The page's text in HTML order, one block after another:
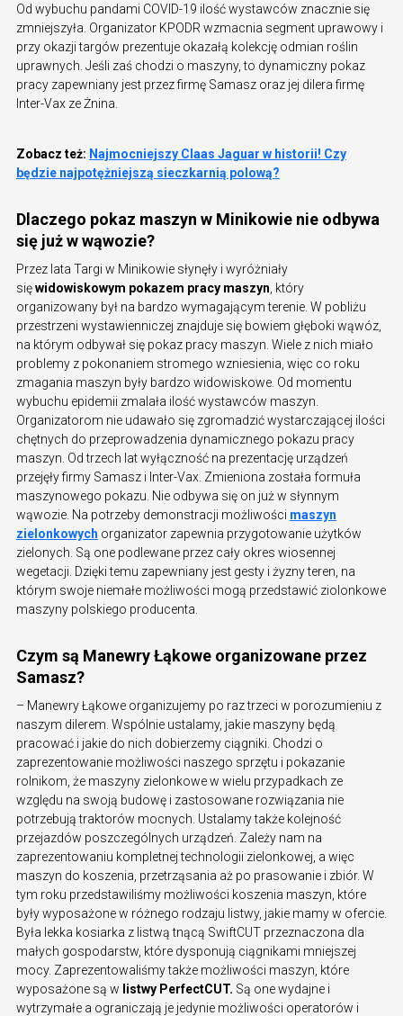
Od wybuchu pandami COVID-19 ilość wystawców znacznie się
zmniejszyła. Organizator KPODR wzmacnia segment uprawowy i
przy okazji targów prezentuje okazałą kolekcję odmian roślin
uprawnych. Jeśli zaś chodzi o maszyny, to dynamiczny pokaz
pracy zapewniany jest przez firmę Samasz oraz jej dilera firmę
Inter-Vax ze Żnina.
Zobacz też: Najmocniejszy Claas Jaguar w historii! Czy
będzie najpotężniejszą sieczkarnią polową?
Dlaczego pokaz maszyn w Minikowie nie odbywa
się już w wąwozie?
Przez lata Targi w Minikowie słynęły i wyróżniały
sięwidowiskowym pokazem pracy maszyn , który
organizowany był na bardzo wymagającym terenie. W pobliżu
przestrzeni wystawienniczej znajduje się bowiem głęboki wąwóz,
na którym odbywał się pokaz pracy maszyn. Wiele z nich miało
problemy z pokonaniem stromego wzniesienia, więc co roku
zmagania maszyn były bardzo widowiskowe. Od momentu
wybuchu epidemii zmalała ilość wystawców maszyn.
Organizatorom nie udawało się zgromadzić wystarczającej ilości
chętnych do przeprowadzenia dynamicznego pokazu pracy
maszyn. Od trzech lat wyłączność na prezentację urządzeń
przejęły firmy Samasz i Inter-Vax. Zmieniona została formuła
maszynowego pokazu. Nie odbywa się on już w słynnym
wąwozie. Na potrzeby demonstracji możliwości maszyn
zielonkowych organizator zapewnia przygotowanie użytków
zielonych. Są one podlewane przez cały okres wiosennej
wegetacji. Dzięki temu zapewniany jest gesty i żyzny teren, na
którym swoje niemałe możliwości mogą przedstawić ziolonkowe
maszyny polskiego producenta.
Czym są Manewry Łąkowe organizowane przez
Samasz?
– Manewry Łąkowe organizujemy po raz trzeci w porozumieniu z
naszym dilerem. Wspólnie ustalamy, jakie maszyny będą
pracować i jakie do nich dobierzemy ciągniki. Chodzi o
zaprezentowanie możliwości naszego sprzętu i pokazanie
rolnikom, że maszyny zielonkowe w wielu przypadkach ze
względu na swoją budowę i zastosowane rozwiązania nie
potrzebują traktorów mocnych. Ustalamy także kolejność
przejazdów poszczególnych urządzeń. Zależy nam na
zaprezentowaniu kompletnej technologii zielonkowej, a więc
maszyn do koszenia, przetrząsania aż po prasowanie i zbiór. W
tym roku przedstawiliśmy możliwości koszenia maszyn, które
były wyposażone w różnego rodzaju listwy, jakie mamy w ofercie.
Była lekka kosiarka z listwą tnącą SwiftCUT przeznaczona dla
małych gospodarstw, które dysponują ciągnikami mniejszej
mocy. Zaprezentowaliśmy także możliwości maszyn, które
wyposażone są w listwy PerfectCUT. Są one wydajne i
wytrzymałe a ograniczają je jedynie możliwości operatorów i